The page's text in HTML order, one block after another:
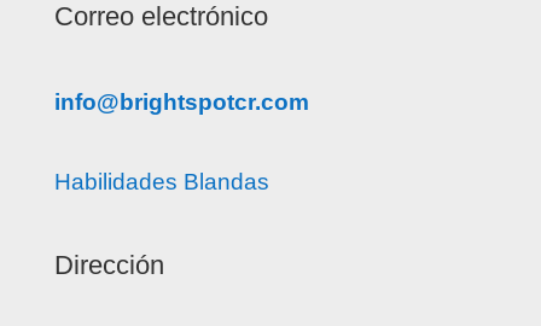
Correo electrónico
info@brightspotcr.com
Habilidades Blandas
Dirección